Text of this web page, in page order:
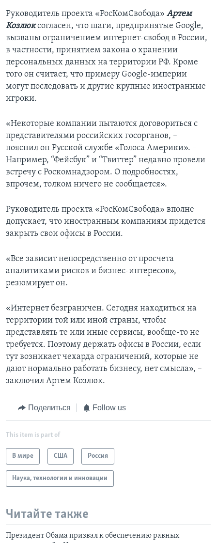
Руководитель проекта «РосКомСвобода» Артем
Козлюксогласен, что шаги, предпринятые Google,
вызваны ограничением интернет-свобод в России,
в частности, принятием закона о хранении
персональных данных на территории РФ. Кроме
того он считает, что примеру Google-империи
могут последовать и другие крупные иностранные
игроки.
«Некоторые компании пытаются договориться с
представителями российских госорганов, –
пояснил он Русской службе «Голоса Америки». –
Например, “Фейсбук” и “Твиттер” недавно провели
встречу с Роскомнадзором. О подробностях,
впрочем, толком ничего не сообщается».
Руководитель проекта «РосКомСвобода» вполне
допускает, что иностранным компаниям придется
закрыть свои офисы в России.
«Все зависит непосредственно от просчета
аналитиками рисков и бизнес-интересов», –
резюмирует он.
«Интернет безграничен. Сегодня находиться на
территории той или иной страны, чтобы
представлять те или иные сервисы, вообще-то не
требуется. Поэтому держать офисы в России, если
тут возникает чехарда ограничений, которые не
дают нормально работать бизнесу, нет смысла», –
заключил Артем Козлюк.
Поделиться Follow us
This item is part of
В мире США Россия
Наука, технологии и инновации
Читайте также
Президент Обама призвал к обеспечению равных